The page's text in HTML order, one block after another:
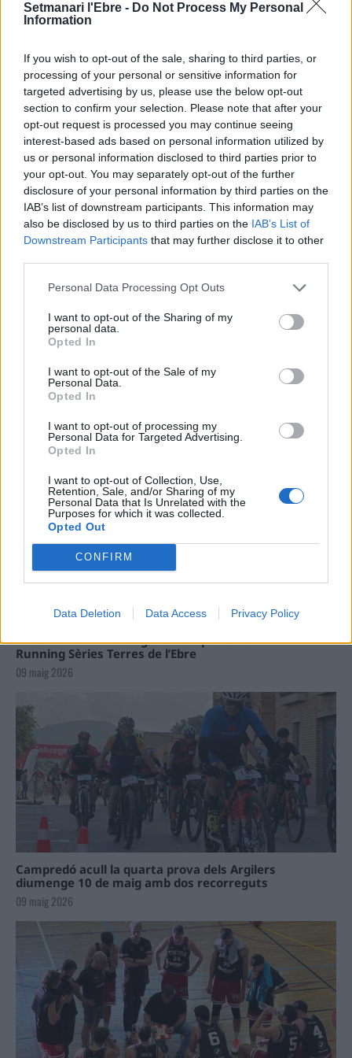
Setmanari l'Ebre - Do Not Process My Personal
Information
If you wish to opt-out of the sale, sharing to third parties, or
processing of your personal or sensitive information for
targeted advertising by us, please use the below opt-out
section to confirm your selection. Please note that after your
opt-out request is processed you may continue seeing
interest-based ads based on personal information utilized by
us or personal information disclosed to third parties prior to
your opt-out. You may separately opt-out of the further
disclosure of your personal information by third parties on the
IAB’s list of downstream participants. This information may
also be disclosed by us to third parties on the IAB’s List of
Downstream Participants that may further disclose it to other
Personal Data Processing Opt Outs
I want to opt-out of the Sharing of my
personal data.
Opted In
I want to opt-out of the Sale of my
Personal Data.
Opted In
I want to opt-out of processing my
Personal Data for Targeted Advertising.
Opted In
I want to opt-out of Collection, Use,
Retention, Sale, and/or Sharing of my
Personal Data that Is Unrelated with the
Purposes for which it was collected.
Opted Out
CONFIRM
Data Deletion Data Access Privacy Policy
eclipsi solar total de la seva història
L’Ajuntament de Tortosa amplia el
termini de les obres de l’aparcament
dels terrenys de Renfe per les altes
temperatures
7 d'agost de 2026
Amposta recupera les Cases del Castell
i culmina un projecte estratègic que
vincula patrimoni, turisme i
gastronomia
6 d'agost de 2026
enguany amb més modistes i gairebé
31 de juliol de 2026
La Cursa de l’Aldea segona d’etiqueta d’or de la
Running Sèries Terres de l’Ebre
09 maig 2026
Campredó acull la quarta prova dels Argilers
diumenge 10 de maig amb dos recorreguts
09 maig 2026